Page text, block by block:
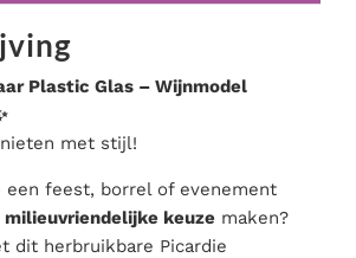
& afvalverwerking
Plastic Glas – Wijnmodel
met stijl!
een feest, borrel of evenement
milieuvriendelijke keuze maken?
dit herbruikbare Picardie